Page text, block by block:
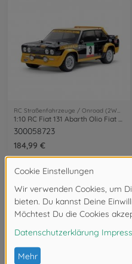
RC Straßenfahrzeuge / Onroad (2WD/4WD)
1:10 RC Fiat 131 Abarth Olio Fiat MF-01X
300058723
184,99 €